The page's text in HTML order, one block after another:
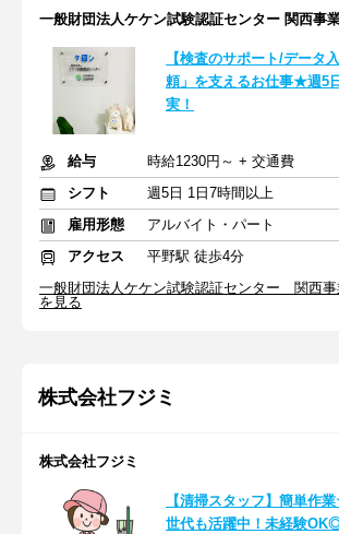
一般財団法人ケケン試験認証センター 関西事
【検査のサポート/データ
頼」を支えるお仕事★週5
実！
給与
時給1230円～ + 交通費
シフト
週5日 1日7時間以上
雇用形態
アルバイト・パート
アクセス
平野駅 徒歩4分
一般財団法人ケケン試験認証センター 関西事
を見る
株式会社フジミ
株式会社フジミ
【清掃スタッフ】簡単作
世代も活躍中！未経験